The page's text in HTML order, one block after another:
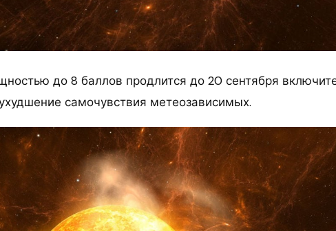
до 8 баллов продлится до 20 сентября
самочувствия метеозависимых.